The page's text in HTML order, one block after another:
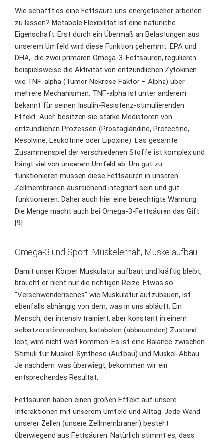
Wie schafft es eine Fettsäure uns energetischer arbeiten
zu lassen? Metabole Flexibilität ist eine natürliche
Eigenschaft. Erst durch ein Übermaß an Belastungen aus
unserem Umfeld wird diese Funktion gehemmt. EPA und
DHA, die zwei primären Omega-3-Fettsäuren, regulieren
beispielsweise die Aktivität von entzündlichen Zytokinen
wie TNF-alpha (Tumor Nekrose Faktor – Alpha) über
mehrere Mechanismen. TNF-alpha ist unter anderem
bekannt für seinen Insulin-Resistenz-stimulierenden
Effekt. Auch besitzen sie starke Mediatoren von
entzündlichen Prozessen (Prostaglandine, Protectine,
Resolvine, Leukotrine oder Lipoxine). Das gesamte
Zusammenspiel der verschiedenen Stoffe ist komplex und
hängt viel von unserem Umfeld ab. Um gut zu
funktionieren müssen diese Fettsäuren in unseren
Zellmembranen ausreichend integriert sein und gut
funktionieren. Daher auch hier eine berechtigte Warnung:
Die Menge macht auch bei Omega-3-Fettsäuren das Gift
[9].
Omega-3 und Sport: Muskelerhalt, Muskelaufbau
Damit unser Körper Muskulatur aufbaut und kräftig bleibt,
braucht er nicht nur die richtigen Reize. Etwas so
“Verschwenderisches“ wie Muskulatur aufzubauen, ist
ebenfalls abhängig von dem, was in uns abläuft. Ein
Mensch, der intensiv trainiert, aber konstant in einem
selbstzerstörerischen, katabolen (abbauenden) Zustand
lebt, wird nicht weit kommen. Es ist eine Balance zwischen
Stimuli für Muskel-Synthese (Aufbau) und Muskel-Abbau.
Je nachdem, was überwiegt, bekommen wir ein
entsprechendes Resultat.
Fettsäuren haben einen großen Effekt auf unsere
Interaktionen mit unserem Umfeld und Alltag. Jede Wand
unserer Zellen (unsere Zellmembranen) besteht
überwiegend aus Fettsäuren. Natürlich stimmt es, dass